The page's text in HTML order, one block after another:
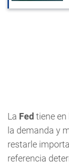
La Fed tiene
la demanda y
restarle
referencia